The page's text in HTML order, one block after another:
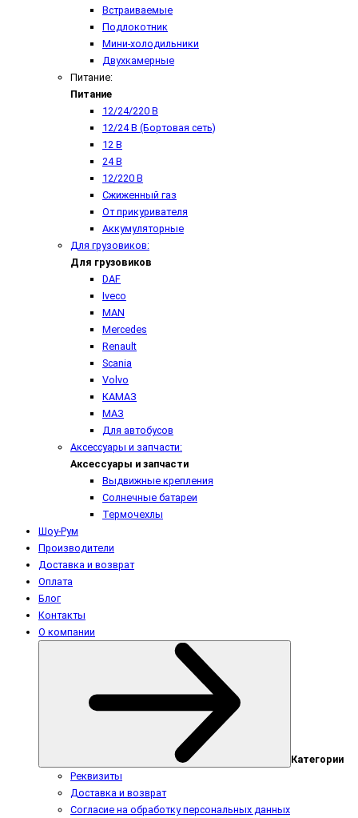
Встраиваемые
Подлокотник
Мини-холодильники
Двухкамерные
Питание:
Питание
12/24/220 В
12/24 В (Бортовая сеть)
12 В
24 В
12/220 В
Сжиженный газ
От прикуривателя
Аккумуляторные
Для грузовиков:
Для грузовиков
DAF
Iveco
MAN
Mercedes
Renault
Scania
Volvo
КАМАЗ
МАЗ
Для автобусов
Аксессуары и запчасти:
Аксессуары и запчасти
Выдвижные крепления
Солнечные батареи
Термочехлы
Шоу-Рум
Производители
Доставка и возврат
Оплата
Блог
Контакты
О компании
Категории
Реквизиты
Доставка и возврат
Согласие на обработку персональных данных